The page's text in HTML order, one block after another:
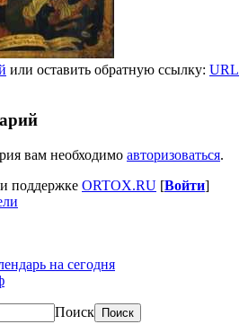
или оставить обратную ссылку: URL
вам необходимо авторизоваться.
поддержке ORTOX.RU [Войти]
на сегодня
Поиск